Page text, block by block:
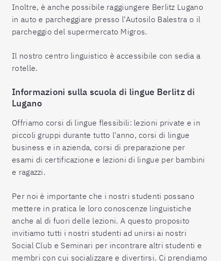
Inoltre, è anche possibile raggiungere Berlitz Lugano
in auto e parcheggiare presso l'Autosilo Balestra o il
parcheggio del supermercato Migros.
Il nostro centro linguistico è accessibile con sedia a
rotelle.
Informazioni sulla scuola di lingue Berlitz di
Lugano
Offriamo corsi di lingue flessibili: lezioni private e in
piccoli gruppi durante tutto l'anno, corsi di lingue
business e in azienda, corsi di preparazione per
esami di certificazione e lezioni di lingue per bambini
e ragazzi.
Per noi è importante che i nostri studenti possano
mettere in pratica le loro conoscenze linguistiche
anche al di fuori delle lezioni. A questo proposito
invitiamo tutti i nostri studenti ad unirsi ai nostri
Social Club e Seminari per incontrare altri studenti e
membri con cui socializzare e divertirsi. Ci prendiamo